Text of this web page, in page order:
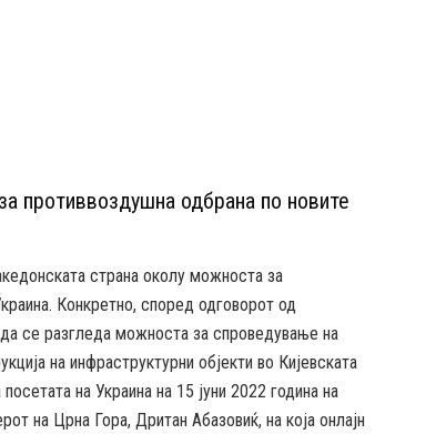
противвоздушна одбрана по новите
страна околу можноста за
Конкретно, според одговорот од
се разгледа можноста за спроведување на
на инфраструктурни објекти во Кијевската
на Украина на 15 јуни 2022 година на
на Црна Гора, Дритан Абазовиќ, на која онлајн